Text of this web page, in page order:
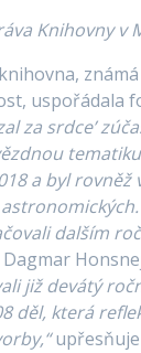
Knihovny v
uspořádala
za srdce’
a byl
dalším
již devátý
děl, která